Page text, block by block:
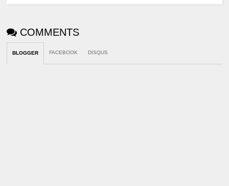
COMMENTS
BLOGGER FACEBOOK DISQUS